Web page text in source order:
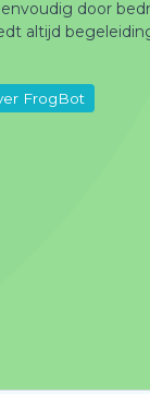
door
altijd
FrogBot